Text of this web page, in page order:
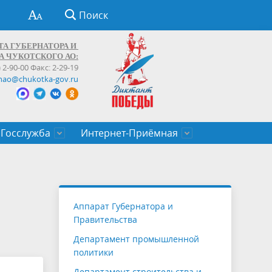
Поиск
ГУБЕРНАТОРА И
ЧУКОТСКОГО АО:
2-90-00 Факс: 2-29-19
gov.ru
Госслужба
служащих Чукотского автономного
Интернет-Приёмная
Аппарат Губернатора и
Правительства
Департамент промышленной
политики